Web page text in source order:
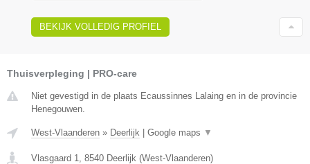
BEKIJK VOLLEDIG PROFIEL
Thuisverpleging | PRO-care
Niet gevestigd in de plaats Ecaussinnes Lalaing en in de provincie
Henegouwen.
West-Vlaanderen » Deerlijk | Google maps ▼
Vlasgaard 1 8540 Deerlijk (West-Vlaanderen)